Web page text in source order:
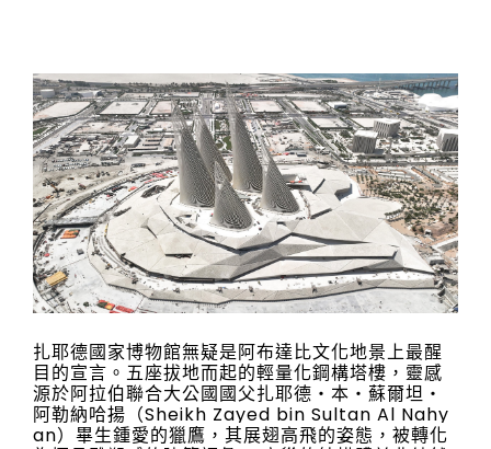
扎耶德國家博物館無疑是阿布達比文化地景上最醒
目的宣言。五座拔地而起的輕量化鋼構塔樓，靈感
源於阿拉伯聯合大公國國父扎耶德・本・蘇爾坦・
阿勒納哈揚（Sheikh Zayed bin Sultan Al Nahy
an）畢生鍾愛的獵鷹，其展翅高飛的姿態，被轉化